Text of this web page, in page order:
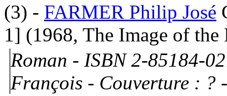
(3) - FARMER Philip José
1] (1968, The Image of the
Roman - ISBN 2-85184-
François - Couverture : ?